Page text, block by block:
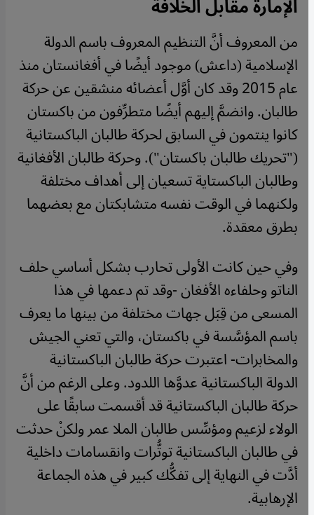
من المعروف أنَّ التنظيم المعروف باسم الدولة
الإسلامية (داعش) موجود أيضًا في أفغانستان منذ
عام 2015 وقد كان أوَّل أعضائه منشقين عن حركة
طالبان. وانضمَّ إليهم أيضًا متطرِّفون من باكستان
كانوا ينتمون في السابق لحركة طالبان الباكستانية
("تحريك طالبان باكستان"). وحركة طالبان الأفغانية
وطالبان الباكستاية تسعيان إلى أهداف مختلفة
ولكنهما في الوقت نفسه متشابكتان مع بعضهما
بطرق معقدة.
وفي حين كانت الأولى تحارب بشكل أساسي حلف
الناتو وحلفاءه الأفغان -وقد تم دعمها في هذا
المسعى من قِبَل جهات مختلفة من بينها ما يعرف
باسم المؤسَّسة في باكستان، والتي تعني الجيش
والمخابرات- اعتبرت حركة طالبان الباكستانية
الدولة الباكستانية عدوَّها اللدود. وعلى الرغم من أنَّ
حركة طالبان الباكستانية قد أقسمت سابقًا على
الولاء لزعيم ومؤسِّس طالبان الملا عمر ولكنْ حدثت
في طالبان الباكستانية توتُّرات وانقسامات داخلية
أدَّت في النهاية إلى تفكُّك كبير في هذه الجماعة
الإرهابية.